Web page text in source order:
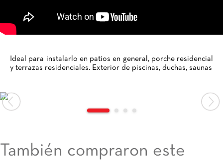
Ideal para instalarlo en patios en general, porche residencial
y terrazas residenciales. Exterior de piscinas, duchas, saunas
También compraron este